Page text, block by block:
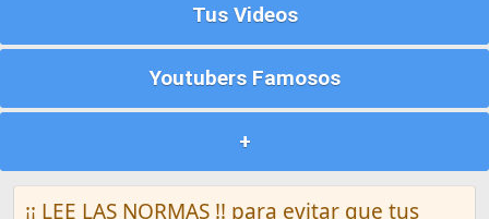
Tus Videos
Youtubers Famosos
+
¡¡ LEE LAS NORMAS !! para evitar que tus